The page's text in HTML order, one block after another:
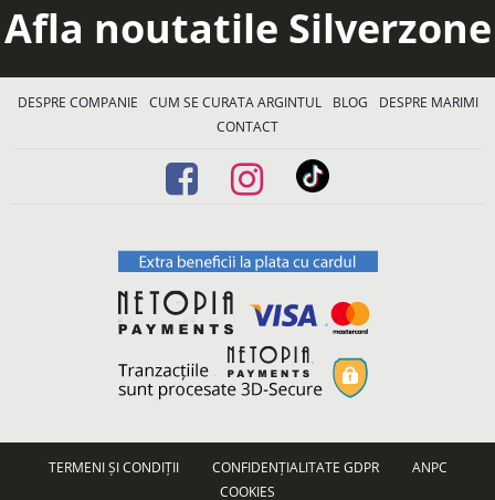
Afla noutatile Silverzone
DESPRE COMPANIE CUM SE CURATA ARGINTUL BLOG
DESPRE MARIMI
CONTACT
TERMENI ȘI CONDIȚII CONFIDENȚIALITATE GDPR
ANPC
COOKIES